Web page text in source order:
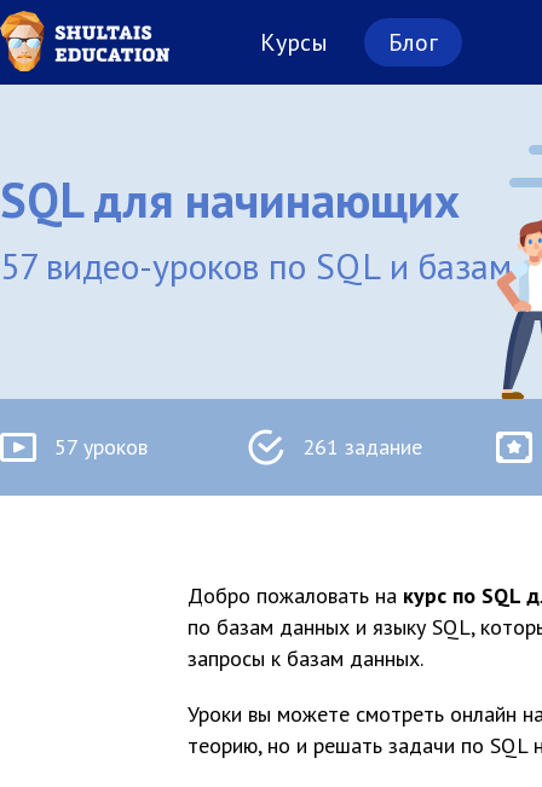
Курсы Блог
SQL для начинающих
57 видео-уроков по SQL и базам
57 уроков 261 задание
Добро пожаловать на курс по SQL
по базам данных и языку SQL,
запросы к базам данных.
Уроки вы можете смотреть онлайн
теорию, но и решать задачи по SQL